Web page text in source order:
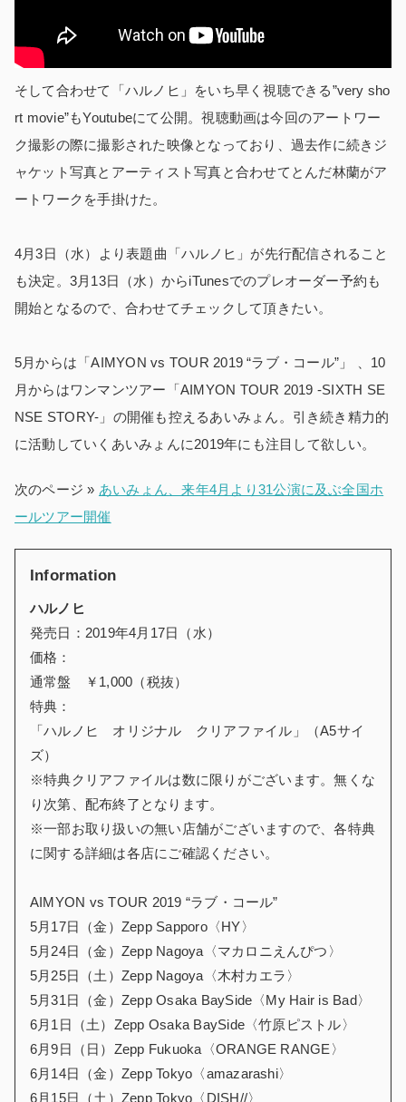
そして合わせて「ハルノヒ」をいち早く視聴できる”very sho
rt movie”もYoutubeにて公開。視聴動画は今回のアートワー
ク撮影の際に撮影された映像となっており、過去作に続きジ
ャケット写真とアーティスト写真と合わせてとんだ林蘭がア
ートワークを手掛けた。
4月3日（水）より表題曲「ハルノヒ」が先行配信されること
も決定。3月13日（水）からiTunesでのプレオーダー予約も
開始となるので、合わせてチェックして頂きたい。
5月からは「AIMYON vs TOUR 2019 “ラブ・コール”」 、10
月からはワンマンツアー「AIMYON TOUR 2019 -SIXTH SE
NSE STORY-」の開催も控えるあいみょん。引き続き精力的
に活動していくあいみょんに2019年にも注目して欲しい。
次のページ » あいみょん、来年4月より31公演に及ぶ全国ホ
ールツアー開催
Information
ハルノヒ
発売日：2019年4月17日（水）
価格：
通常盤 ￥1,000（税抜）
特典：
「ハルノヒ オリジナル クリアファイル」（A5サイ
ズ）
※特典クリアファイルは数に限りがございます。無くな
り次第、配布終了となります。
※一部お取り扱いの無い店舗がございますので、各特典
に関する詳細は各店にご確認ください。
AIMYON vs TOUR 2019 “ラブ・コール”
5月17日（金）Zepp Sapporo〈HY〉
5月24日（金）Zepp Nagoya〈マカロニえんぴつ〉
5月25日（土）Zepp Nagoya〈木村カエラ〉
5月31日（金）Zepp Osaka BaySide〈My Hair is Bad〉
6月1日（土）Zepp Osaka BaySide〈竹原ピストル〉
6月9日（日）Zepp Fukuoka〈ORANGE RANGE〉
6月14日（金）Zepp Tokyo〈amazarashi〉
6月15日（土）Zepp Tokyo〈DISH//〉